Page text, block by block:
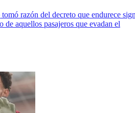
razón del decreto que endurece
aquellos pasajeros que evadan el